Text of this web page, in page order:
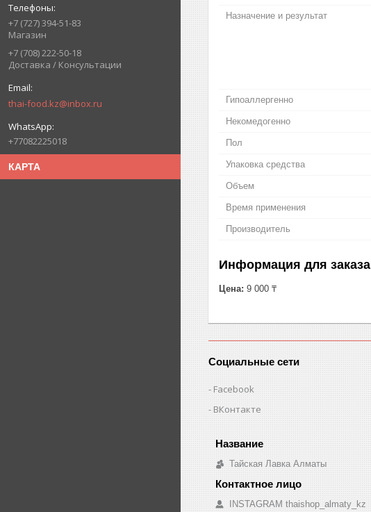
+7 (727) 394-51-83
Магазин
+7 (708) 222-50-18
Доставка / Консультации
thai-food.kz@inbox.ru
+77082225018
КАРТА
Назначение и результат
Гипоаллергенно
Некомедогенно
Пол
Упаковка средства
Объем
Время применения
Производитель
Информация для заказа
Цена: 9 000 ₸
Социальные сети
Facebook
ВКонтакте
Тайская Лавка Алматы
INSTAGRAM thaishop_almaty_kz